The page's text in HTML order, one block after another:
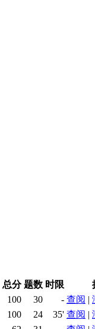
总分 题数 时限
100 30 - 查阅 |
100 24 35' 查阅 |